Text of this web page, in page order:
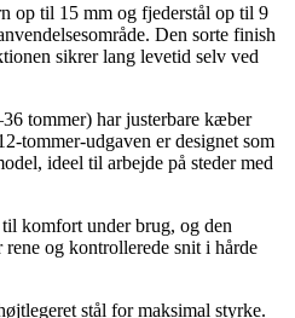
op til 15 mm og fjederstål op til 9
Den sorte finish
sikrer lang levetid selv ved
tommer) har justerbare kæber
tommer-udgaven er designet som
ideel til arbejde på steder med
komfort under brug, og den
og kontrollerede snit i hårde
stål for maksimal styrke.